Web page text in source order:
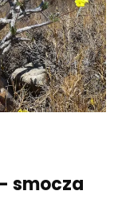
smocza